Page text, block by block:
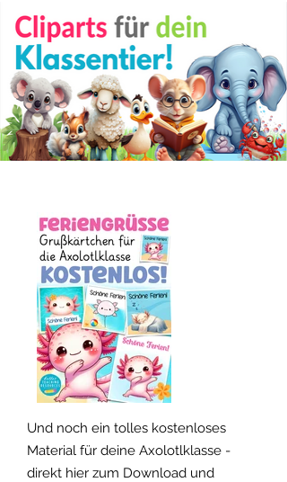
Und noch ein tolles kostenloses
Material für deine Axolotlklasse -
direkt hier zum Download und